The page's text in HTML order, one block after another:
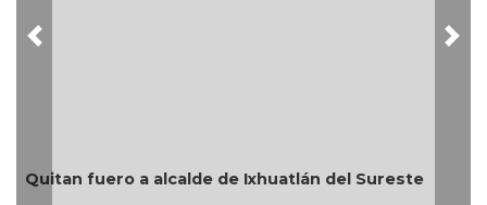
En Rincón de la Marquesa hubo retiro de árboles
por representar riesgos; no es tala ilegal
Previous